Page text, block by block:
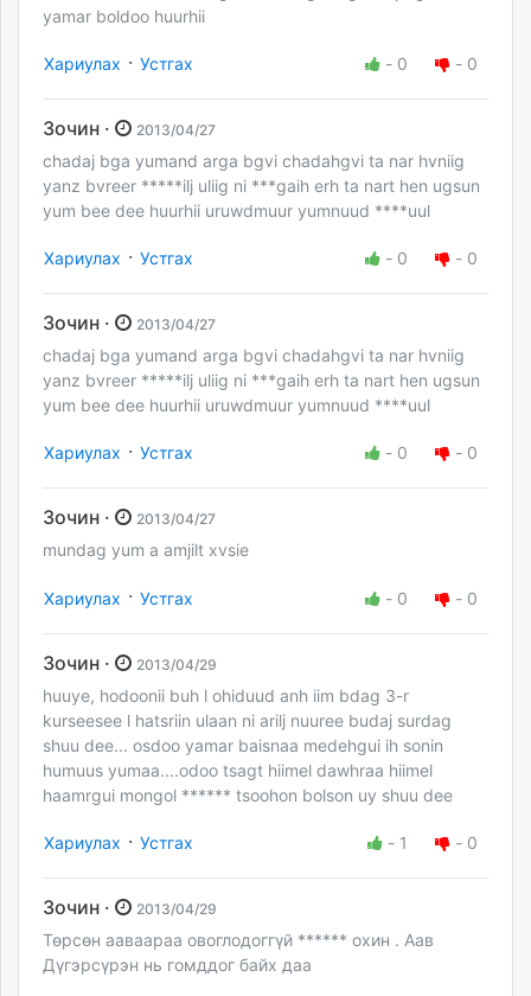
yamar boldoo huurhii
Хариулах · Устгах - 0 - 0
Зочин · 2013/04/27
chadaj bga yumand arga bgvi chadahgvi ta nar hvniig
yanz bvreer *****ilj uliig ni ***gaih erh ta nart hen ugsun
yum bee dee huurhii uruwdmuur yumnuud ****uul
Хариулах · Устгах - 0 - 0
Зочин · 2013/04/27
chadaj bga yumand arga bgvi chadahgvi ta nar hvniig
yanz bvreer *****ilj uliig ni ***gaih erh ta nart hen ugsun
yum bee dee huurhii uruwdmuur yumnuud ****uul
Хариулах · Устгах - 0 - 0
Зочин · 2013/04/27
mundag yum a amjilt xvsie
Хариулах · Устгах - 0 - 0
Зочин · 2013/04/29
huuye, hodoonii buh l ohiduud anh iim bdag 3-r
kurseesee l hatsriin ulaan ni arilj nuuree budaj surdag
shuu dee... osdoo yamar baisnaa medehgui ih sonin
humuus yumaa....odoo tsagt hiimel dawhraa hiimel
haamrgui mongol ****** tsoohon bolson uy shuu dee
Хариулах · Устгах - 1 - 0
Зочин · 2013/04/29
Төрсөн ааваараа овоглодоггүй ****** охин . Аав
Дүгэрсүрэн нь гомддог байх даа